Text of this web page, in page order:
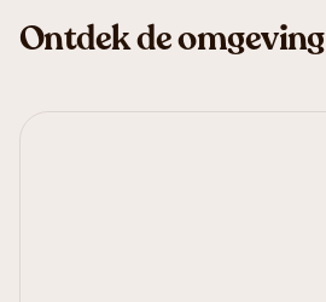
Ontdek de omgeving